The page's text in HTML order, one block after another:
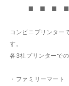
■ ■ ■ ■ ■コ
コンビニプリンター
す。
各3社プリンターで
・ファミリーマー